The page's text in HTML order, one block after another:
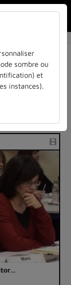
la-fia
de-la-fia
sombre ou
et
instances).